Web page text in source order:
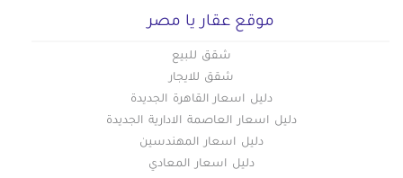
موقع عقار يا مصر
شقق للبيع
شقق للايجار
دليل اسعار القاهرة الجديدة
دليل اسعار العاصمة الادارية الجديدة
دليل اسعار المهندسين
دليل اسعار المعادي